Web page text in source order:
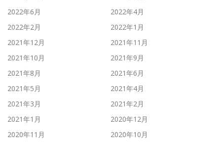
2022年6月
2022年4月
2022年2月
2022年1月
2021年12月
2021年11月
2021年10月
2021年9月
2021年8月
2021年6月
2021年5月
2021年4月
2021年3月
2021年2月
2021年1月
2020年12月
2020年11月
2020年10月